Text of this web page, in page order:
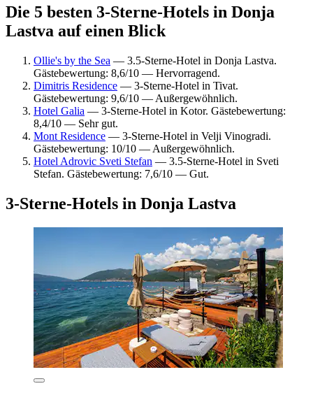
Die 5 besten 3-Sterne-Hotels in Donja
Lastva auf einen Blick
Ollie's by the Sea — 3.5-Sterne-Hotel in Donja Lastva.
Gästebewertung: 8,6/10 — Hervorragend.
Dimitris Residence — 3-Sterne-Hotel in Tivat.
Gästebewertung: 9,6/10 — Außergewöhnlich.
Hotel Galia — 3-Sterne-Hotel in Kotor. Gästebewertung:
8,4/10 — Sehr gut.
Mont Residence — 3-Sterne-Hotel in Velji Vinogradi.
Gästebewertung: 10/10 — Außergewöhnlich.
Hotel Adrovic Sveti Stefan — 3.5-Sterne-Hotel in Sveti
Stefan. Gästebewertung: 7,6/10 — Gut.
3-Sterne-Hotels in Donja Lastva